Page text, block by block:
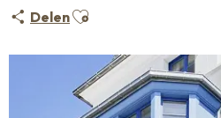
DelenAjouter aux favoris